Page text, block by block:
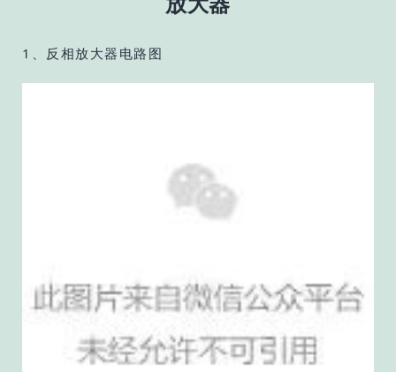
1、反相放大器电路图